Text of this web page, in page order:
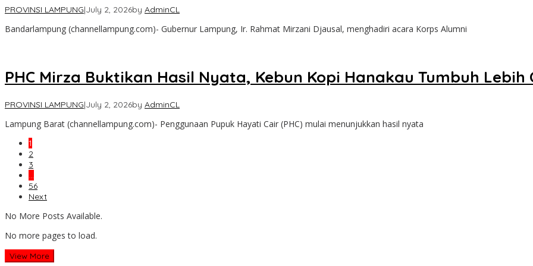
PROVINSI LAMPUNG|July 2, 2026by AdminCL
Bandarlampung (channellampung.com)- Gubernur Lampung, Ir. Rahmat Mirzani Djausal, menghadiri acara Korps Alumni
PHC Mirza Buktikan Hasil Nyata, Kebun Kopi Hanakau Tumbuh Lebih
PROVINSI LAMPUNG|July 2, 2026by AdminCL
Lampung Barat (channellampung.com)- Penggunaan Pupuk Hayati Cair (PHC) mulai menunjukkan hasil nyata
1
2
3
…
56
Next
No More Posts Available.
No more pages to load.
View More